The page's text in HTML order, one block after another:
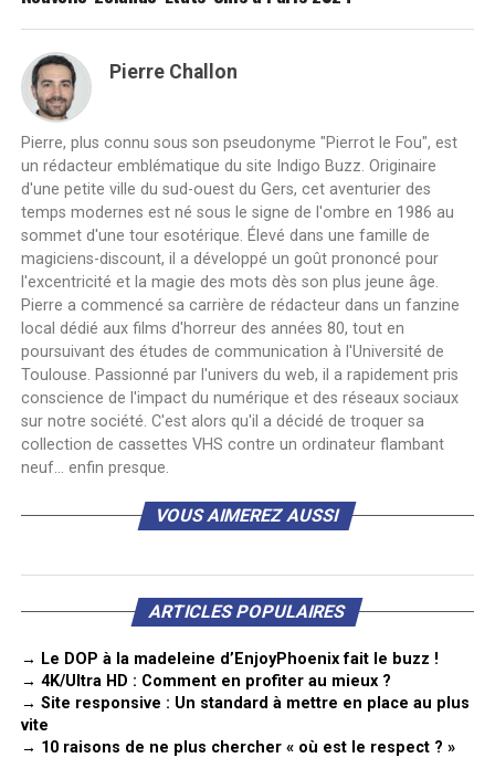
Pierre Challon
Pierre, plus connu sous son pseudonyme "Pierrot le Fou", est
un rédacteur emblématique du site Indigo Buzz. Originaire
d'une petite ville du sud-ouest du Gers, cet aventurier des
temps modernes est né sous le signe de l'ombre en 1986 au
sommet d'une tour esotérique. Élevé dans une famille de
magiciens-discount, il a développé un goût prononcé pour
l'excentricité et la magie des mots dès son plus jeune âge.
Pierre a commencé sa carrière de rédacteur dans un fanzine
local dédié aux films d'horreur des années 80, tout en
poursuivant des études de communication à l'Université de
Toulouse. Passionné par l'univers du web, il a rapidement pris
conscience de l'impact du numérique et des réseaux sociaux
sur notre société. C'est alors qu'il a décidé de troquer sa
collection de cassettes VHS contre un ordinateur flambant
neuf... enfin presque.
VOUS AIMEREZ AUSSI
ARTICLES POPULAIRES
→ Le DOP à la madeleine d’EnjoyPhoenix fait le buzz !
→ 4K/Ultra HD : Comment en profiter au mieux ?
→ Site responsive : Un standard à mettre en place au plus
vite
→ 10 raisons de ne plus chercher « où est le respect ? »